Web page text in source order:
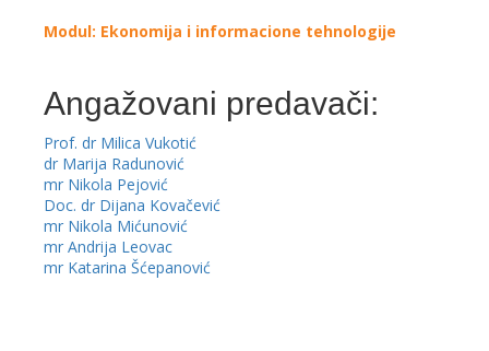
Modul: Ekonomija i informacione tehnologije
Angažovani predavači:
Prof. dr Milica Vukotić
dr Marija Radunović
mr Nikola Pejović
Doc. dr Dijana Kovačević
mr Nikola Mićunović
mr Andrija Leovac
mr Katarina Šćepanović